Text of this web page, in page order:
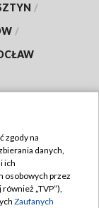
/
/
zgody na
danych,
ich
osobowych przez
„TVP”),
Zaufanych